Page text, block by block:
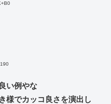
い例やな
様でカッコ良さを演出し